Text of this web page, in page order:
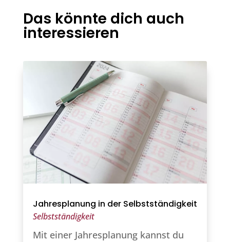
Das könnte dich auch
interessieren
Jahresplanung in der Selbstständigkeit
Selbstständigkeit
Mit einer Jahresplanung kannst du